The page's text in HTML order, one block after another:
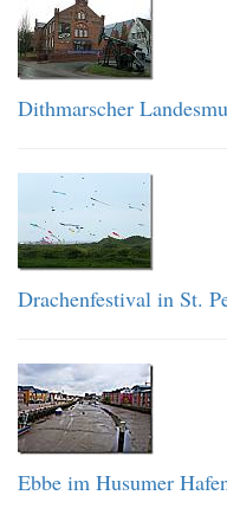
Dithmarscher
Drachenfestival in St.
Ebbe im Husumer